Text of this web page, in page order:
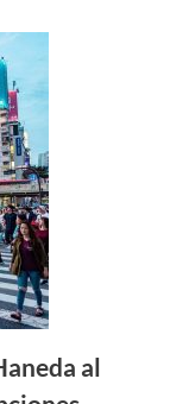
al